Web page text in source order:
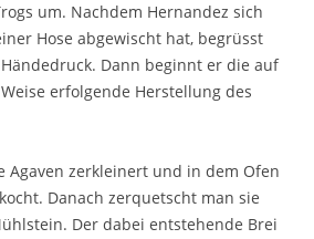
um. Nachdem Hernandez sich
Hose abgewischt hat, begrüsst
Dann beginnt er die auf
erfolgende Herstellung des
Agaven zerkleinert und in dem Ofen
Danach zerquetscht man sie
Der dabei entstehende Brei